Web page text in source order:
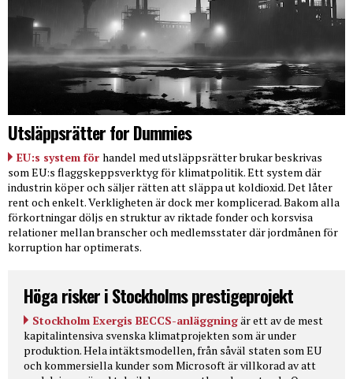
Utsläppsrätter for Dummies
EU:s system för handel med utsläppsrätter brukar beskrivas
som EU:s flaggskeppsverktyg för klimatpolitik. Ett system där
industrin köper och säljer rätten att släppa ut koldioxid. Det låter
rent och enkelt. Verkligheten är dock mer komplicerad. Bakom alla
förkortningar döljs en struktur av riktade fonder och korsvisa
relationer mellan branscher och medlemsstater där jordmånen för
korruption har optimerats.
Höga risker i Stockholms prestigeprojekt
Stockholm Exergis BECCS-anläggningär ett av de mest
kapitalintensiva svenska klimatprojekten som är under
produktion. Hela intäktsmodellen, från såväl staten som EU
och kommersiella kunder som Microsoft är villkorad av att